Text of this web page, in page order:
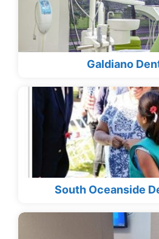
Galdiano
South Oceanside